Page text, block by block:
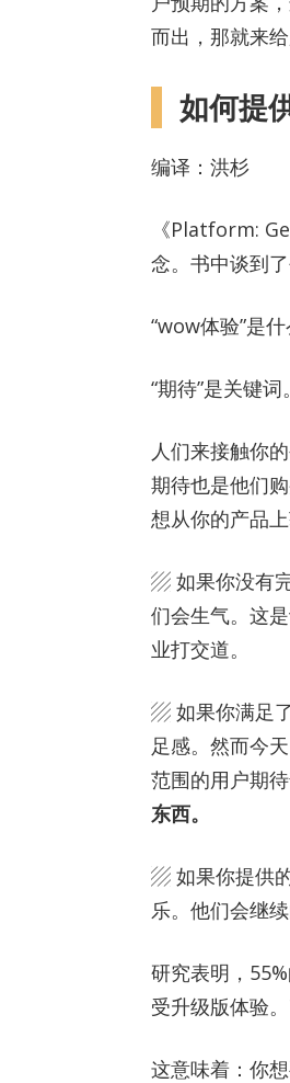
而出，那就来
如何提
编译：洪杉
《Platform:
念。书中谈到
“wow体验”是什
“期待”是关键
人们来接触你
期待也是他们
想从你的产品上
▨ 如果你没有
们会生气。这
业打交道。
▨ 如果你满足
足感。然而今
范围的用户期
东西。
▨ 如果你提供
乐。他们会继
研究表明，
受升级版体验
这意味着：你